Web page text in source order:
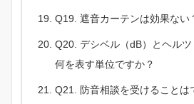
Q19. 遮音カーテンは効果ない
Q20. デシベル（dB）とヘル
何を表す単位ですか？
Q21. 防音相談を受けることは